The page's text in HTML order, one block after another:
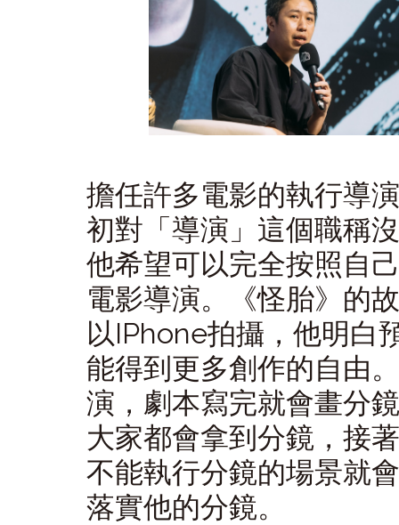
擔任許多電影的執行導
初對「導演」這個職稱
他希望可以完全按照自
電影導演。《怪胎》的
以IPhone拍攝，他明白
能得到更多創作的自由
演，劇本寫完就會畫分
大家都會拿到分鏡，接
不能執行分鏡的場景就
落實他的分鏡。